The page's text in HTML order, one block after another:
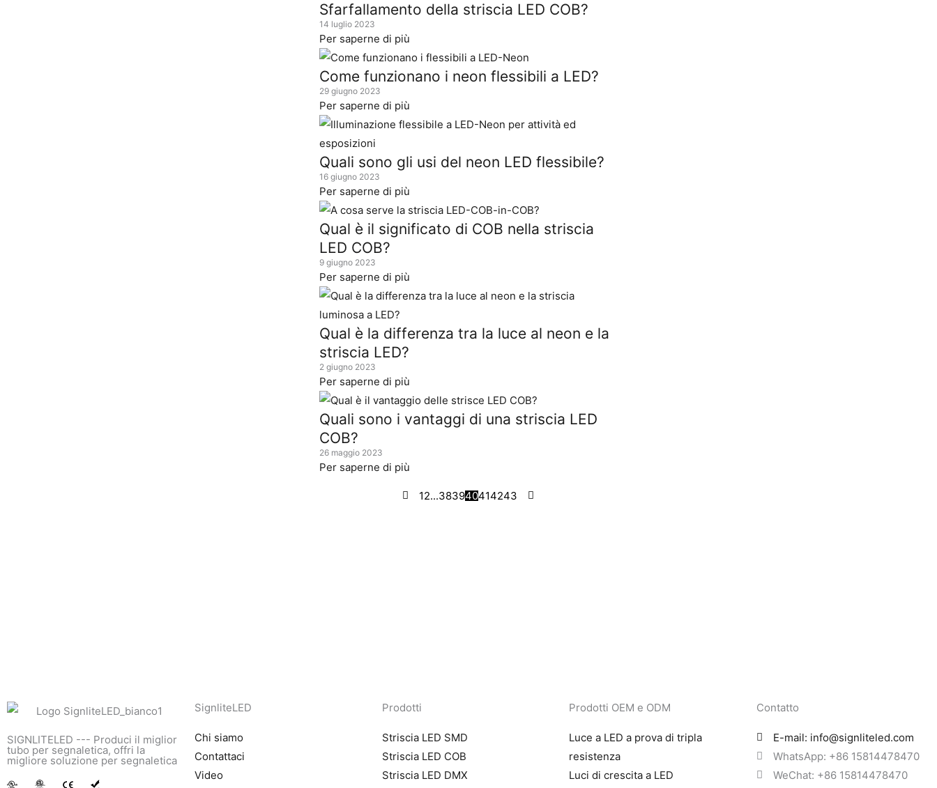
Sfarfallamento della striscia LED COB?
14 luglio 2023
Per saperne di più
Come funzionano i neon flessibili a LED?
29 giugno 2023
Per saperne di più
Quali sono gli usi del neon LED flessibile?
16 giugno 2023
Per saperne di più
Qual è il significato di COB nella striscia
LED COB?
9 giugno 2023
Per saperne di più
Qual è la differenza tra la luce al neon e la
striscia LED?
2 giugno 2023
Per saperne di più
Quali sono i vantaggi di una striscia LED
COB?
26 maggio 2023
Per saperne di più
12...383940414243
SIGNLITELED --- Produci il miglior
tubo per segnaletica, offri la
migliore soluzione per segnaletica
SignliteLED
Chi siamo
Contattaci
Video
Prodotti
Striscia LED SMD
Striscia LED COB
Striscia LED DMX
Prodotti OEM e ODM
Luce a LED a prova di tripla
resistenza
Luci di crescita a LED
Contatto
E-mail: info@signliteled.com
WhatsApp: +86 15814478470
WeChat: +86 15814478470